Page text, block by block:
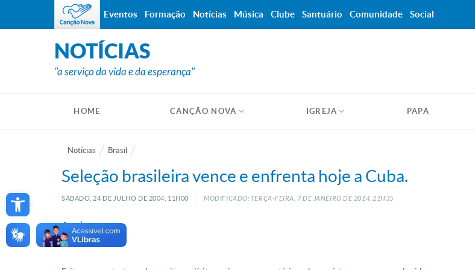
Open toolbar
NOTÍCIAS
"a serviço da vida e da esperança"
HOME CANÇÃO NOVA IGREJA PAPA
Notícias Brasil
Seleção brasileira vence e enfrenta hoje a Cuba.
SÁBADO, 24 DE JULHO DE 2004, 11H00 MODIFICADO: TERÇA-FEIRA, 7DE JANEIRO DE 2014, 21H35
A sele
Eventos Formação Notícias Música Clube Santuário Comunidade Social